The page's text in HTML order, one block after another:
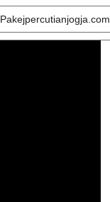
Pakejpercutianjogja.com